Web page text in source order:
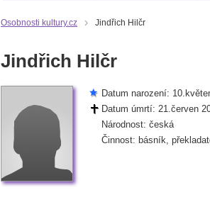
Osobnosti kultury.cz Jindřich Hilčr
Jindřich Hilčr
Datum narození:
Datum úmrtí: 21.červen
Národnost: česká
Činnost: básník,